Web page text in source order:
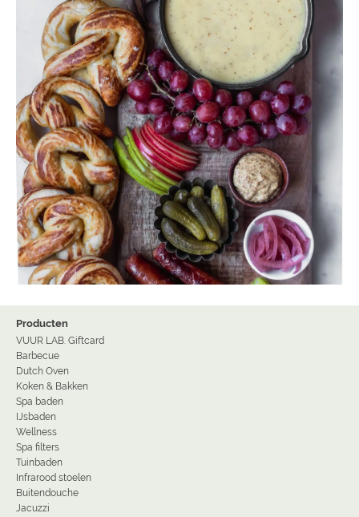
Producten
VUUR LAB. Giftcard
Barbecue
Dutch Oven
Koken & Bakken
Spa baden
IJsbaden
Wellness
Spa filters
Tuinbaden
Infrarood stoelen
Buitendouche
Jacuzzi